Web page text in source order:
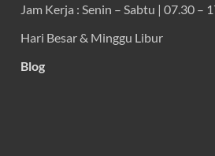
Jam Kerja : Senin – Sabtu | 07.30 –
Hari Besar & Minggu Libur
Blog